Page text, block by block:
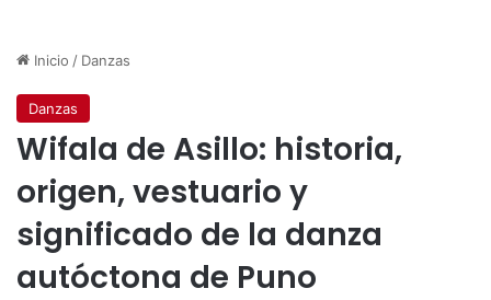
Inicio / Danzas
Danzas
Wifala de Asillo: historia,
origen, vestuario y
significado de la danza
autóctona de Puno